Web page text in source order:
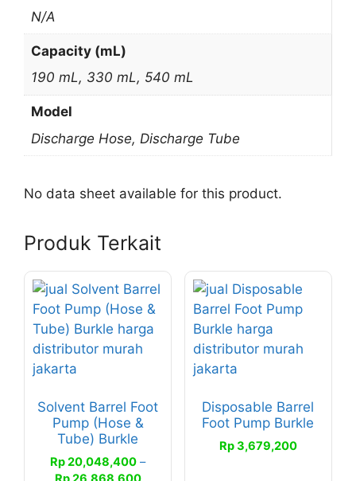
N/A
Capacity (mL)
190 mL, 330 mL, 540 mL
Model
Discharge Hose, Discharge Tube
No data sheet available for this product.
Produk Terkait
Solvent Barrel Foot
Pump (Hose &
Tube) Burkle
Rp20,048,400 –
Rentang
Produk
ini
memiliki
beberapa
varian.
ini
dapat
diambil
Disposable Barrel
Foot Pump Burkle
Rp3,679,200